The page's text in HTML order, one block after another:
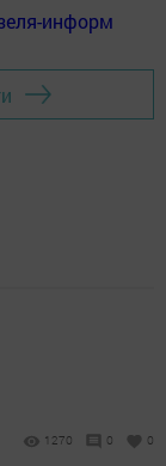
информ
1270 0 0